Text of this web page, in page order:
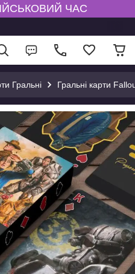
ЧАС
Гральні Гральні карти